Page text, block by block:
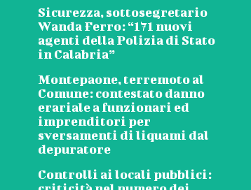
Sicurezza, sottosegretario
Wanda Ferro: “171 nuovi
agenti della Polizia di Stato
in Calabria”
Montepaone, terremoto al
Comune: contestato danno
erariale a funzionari ed
imprenditori per
sversamenti di liquami dal
depuratore
Controlli ai locali pubblici: